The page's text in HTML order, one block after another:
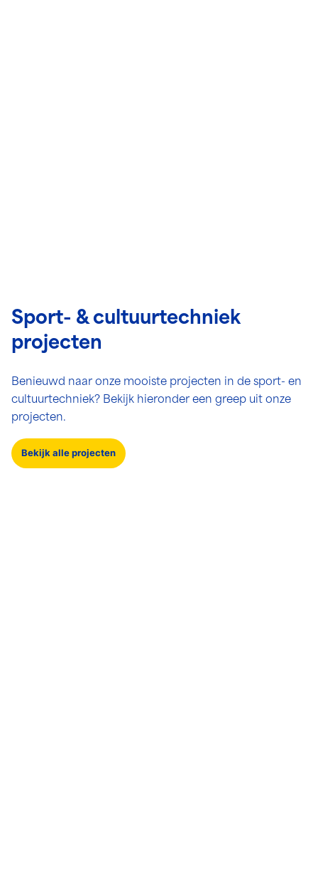
Sport- & cultuurtechniek
projecten
Benieuwd naar onze mooiste projecten in de sport- en
cultuurtechniek? Bekijk hieronder een greep uit onze
projecten.
Bekijk alle projecten